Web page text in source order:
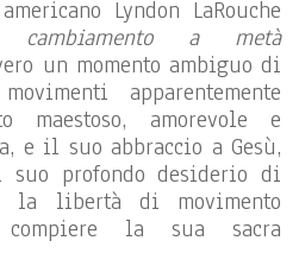
Lyndon LaRouche
a metà
un momento ambiguo di
apparentemente
maestoso, amorevole e
e il suo abbraccio a Gesù,
profondo desiderio di
la libertà di movimento
compiere la sua sacra